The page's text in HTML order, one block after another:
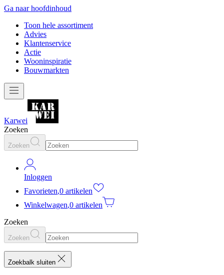
Ga naar hoofdinhoud
Toon hele assortiment
Advies
Klantenservice
Actie
Wooninspiratie
Bouwmarkten
Karwei
Zoeken
Zoeken
Inloggen
Favorieten,0 artikelen
Winkelwagen,0 artikelen
Zoeken
Zoeken
Zoekbalk sluiten